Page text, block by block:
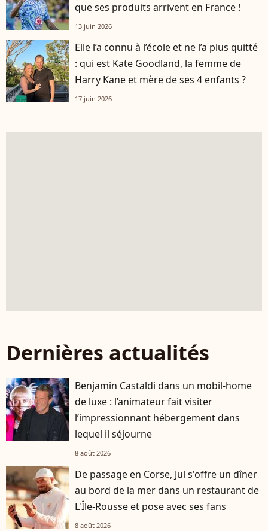
que ses produits arrivent en France !
13 juin 2026
Elle l’a connu à l’école et ne l’a plus quitté
: qui est Kate Goodland, la femme de
Harry Kane et mère de ses 4 enfants ?
17 juin 2026
Dernières actualités
Benjamin Castaldi dans un mobil-home
de luxe : l’animateur fait visiter
l’impressionnant hébergement dans
lequel il séjourne
8 août 2026
De passage en Corse, Jul s'offre un dîner
au bord de la mer dans un restaurant de
L'Île-Rousse et pose avec ses fans
8 août 2026